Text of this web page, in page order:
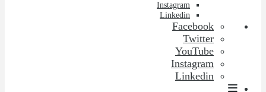
Instagram
Linkedin
Facebook
Twitter
YouTube
Instagram
Linkedin